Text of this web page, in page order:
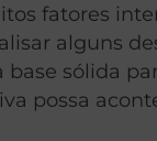
fatores
alguns
base sólida
possa